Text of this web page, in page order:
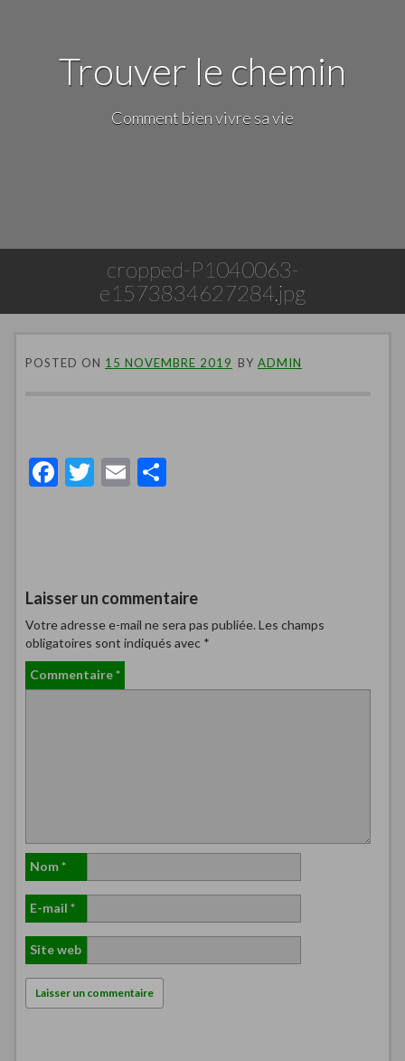
Trouver le chemin
Comment bien vivre sa vie
cropped-P1040063-
e1573834627284.jpg
POSTED ON 15 NOVEMBRE 2019 BY ADMIN
F
o
o
k
T
E
er
Laisser un commentaire
Votre adresse e-mail ne sera pas publiée. Les champs
obligatoires sont indiqués avec *
Commentaire*
Nom*
E-mail *
Site web